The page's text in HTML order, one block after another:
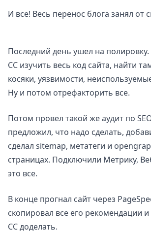
И все! Весь перенос блога занял от
Последний день ушел на
CC изучить весь код сайта, найти
косяки, уязвимости,
Ну и потом отрефакторить все.
Потом провел такой же аудит по
предложил, что надо сделать,
сделал sitemap, метатеги и
страницах. Подключили Метрику,
это все.
В конце прогнал сайт через
скопировал все его рекомендации
CC доделать.